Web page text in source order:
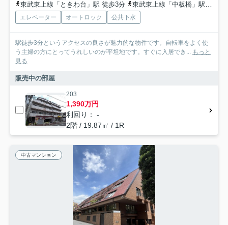
東武東上線「ときわ台」駅 徒歩3分
東武東上線「中板橋」駅 徒歩9分
エレベーター オートロック 公共下水
駅徒歩3分というアクセスの良さが魅力的な物件です。自転車をよく使
う主婦の方にとってうれしいのが平坦地です。すぐに入居でき... もっと
見る
販売中の部屋
203
1,390万円
利回り： -
2階 / 19.87㎡ / 1R
中古マンション